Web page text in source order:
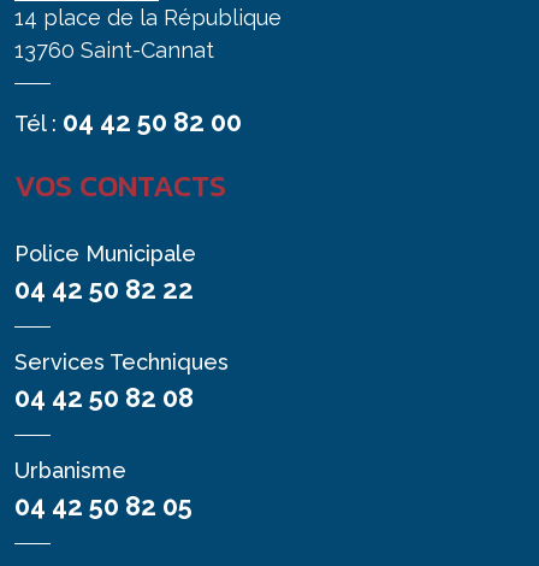
14 place de la République
13760 Saint-Cannat
Tél : 04 42 50 82 00
VOS CONTACTS
Police Municipale
04 42 50 82 22
Services Techniques
04 42 50 82 08
Urbanisme
04 42 50 82 05